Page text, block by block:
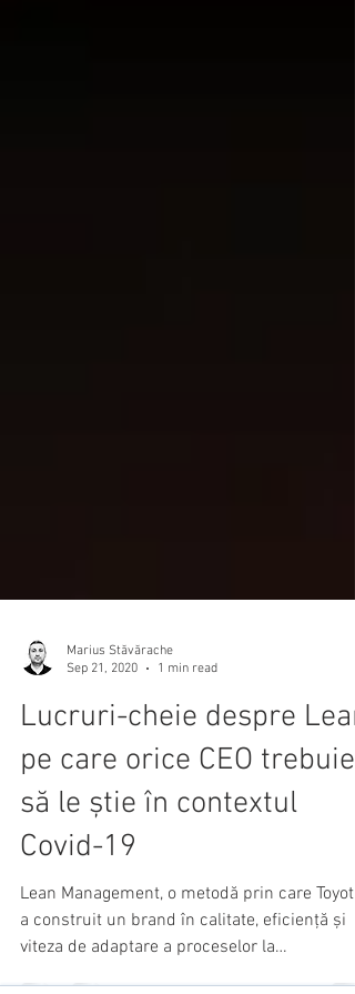
Marius Stăvărache
Sep 21, 2020
1 min read
Lucruri-cheie despre Lean
pe care orice CEO trebuie
să le știe în contextul
Covid-19